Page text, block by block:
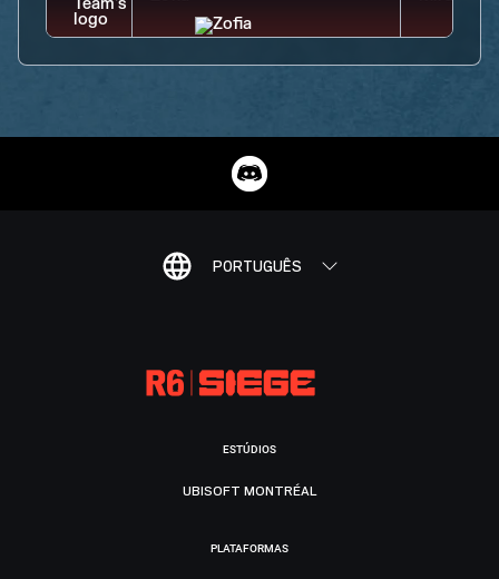
PORTUGUÊS
ESTÚDIOS
UBISOFT MONTRÉAL
PLATAFORMAS